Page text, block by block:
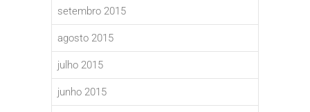
setembro 2015
agosto 2015
julho 2015
junho 2015